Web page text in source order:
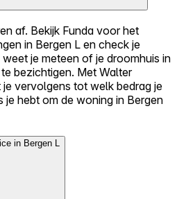
af. Bekijk Funda voor het
in Bergen L en check je
je meteen of je droomhuis in
bezichtigen. Met Walter
vervolgens tot welk bedrag je
je hebt om de woning in Bergen
in Bergen L